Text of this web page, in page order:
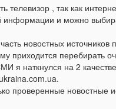
телевизор , так как
и можно
новостных источников
приходится перебирать
я наткнулся на 2
проверенные новостные